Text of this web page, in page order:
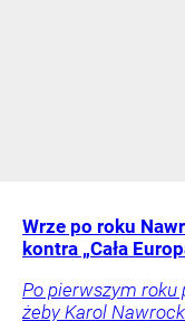
Wrze po roku
kontra „Cała
Po pierwszym roku
żeby Karol